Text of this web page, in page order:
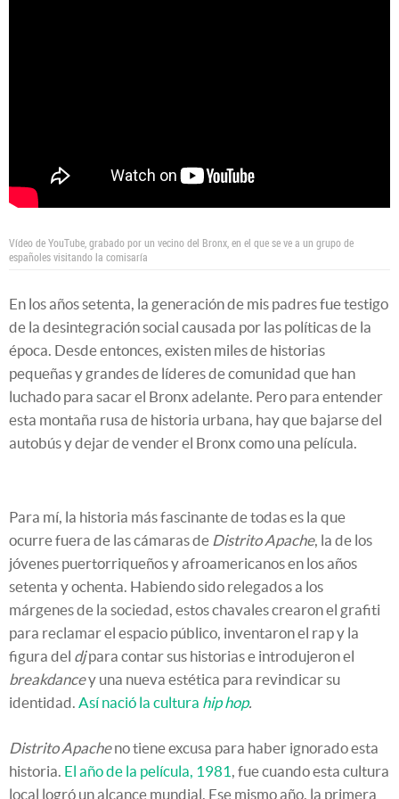
Vídeo de YouTube, grabado por un vecino del Bronx, en el que se ve a un grupo de
españoles visitando la comisaría
En los años setenta, la generación de mis padres fue testigo
de la desintegración social causada por las políticas de la
época. Desde entonces, existen miles de historias
pequeñas y grandes de líderes de comunidad que han
luchado para sacar el Bronx adelante. Pero para entender
esta montaña rusa de historia urbana, hay que bajarse del
autobús y dejar de vender el Bronx como una película.
Para mí, la historia más fascinante de todas es la que
ocurre fuera de las cámaras de Distrito Apache, la de los
jóvenes puertorriqueños y afroamericanos en los años
setenta y ochenta. Habiendo sido relegados a los
márgenes de la sociedad, estos chavales crearon el grafiti
para reclamar el espacio público, inventaron el rap y la
figura del djpara contar sus historias e introdujeron el
breakdancey una nueva estética para revindicar su
identidad. Así nació la cultura hip hop.
Distrito Apacheno tiene excusa para haber ignorado esta
historia. El año de la película, 1981 , fue cuando esta cultura
local logró un alcance mundial. Ese mismo año, la primera